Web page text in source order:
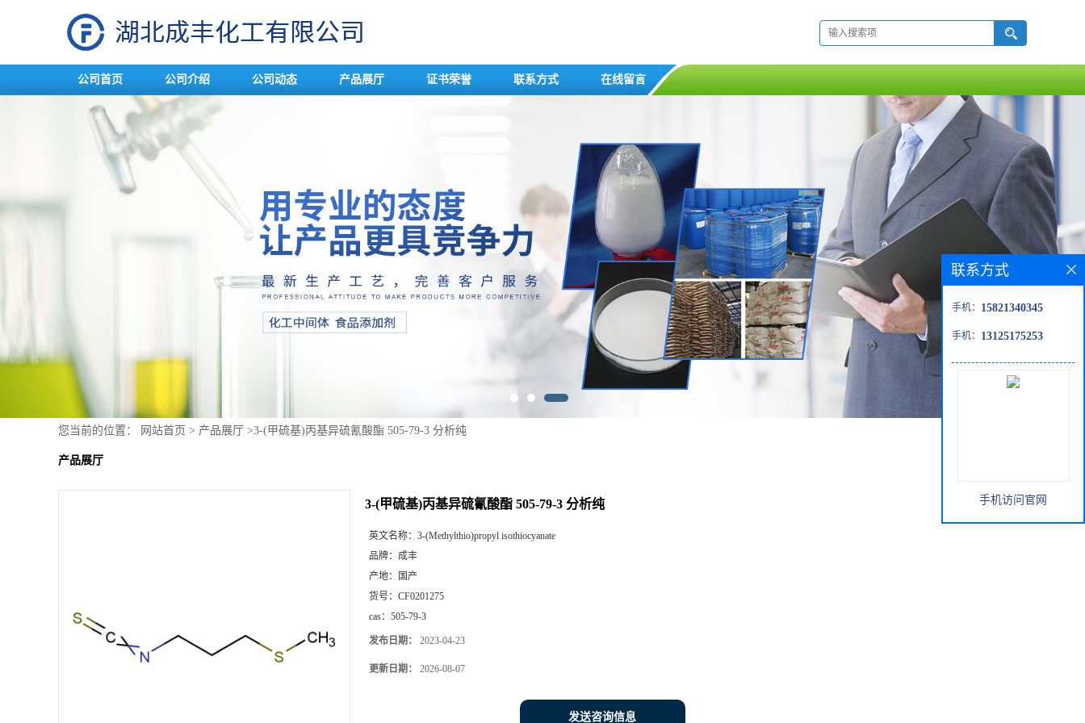
公司首页 公司介绍 公司动态 产品展厅 证书荣誉 联系方式 在线留言
您当前的位置： 网站首页 > 产品展厅 >3-(甲硫基)丙基异硫氰酸酯 505-79-3 分析纯
产品展厅
3-(甲硫基)丙基异硫氰酸酯 505-79-3 分析纯
英文名称： 3-(Methylthio)propyl isothiocyanate
品牌： 成丰
产地：
国产
货号： CF0201275
cas： 505-79-3
发布日期： 2023-04-23
更新日期： 2026-08-07
发送咨询信息
联系方式
手机： 15821340345
手机： 13125175253
手机访问官网